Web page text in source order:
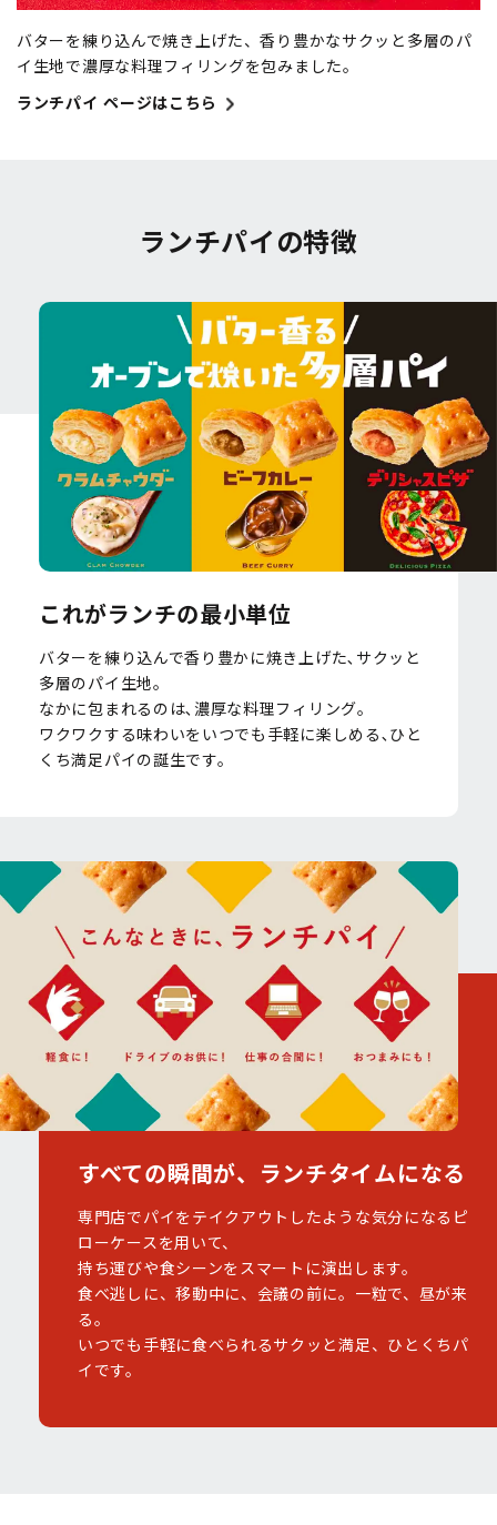
バターを練り込んで焼き上げた、香り豊かなサクッと多層のパ
イ生地で濃厚な料理フィリングを包みました。
ランチパイ ページはこちら
ランチパイの特徴
これがランチの最小単位
バターを練り込んで香り豊かに焼き上げた､サクッと
多層のパイ生地｡
なかに包まれるのは､濃厚な料理フィリング｡
ワクワクする味わいをいつでも手軽に楽しめる､ひと
くち満足パイの誕生です。
すべての瞬間が、ランチタイムになる
専門店でパイをテイクアウトしたような気分になるピ
ローケースを用いて、
持ち運びや食シーンをスマートに演出します。
食べ逃しに、移動中に、会議の前に。一粒で、昼が来
る。
いつでも手軽に食べられるサクッと満足、ひとくちパ
イです。